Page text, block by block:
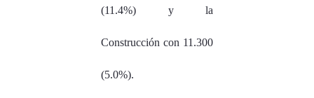
(11.4%) y la
Construcción con 11.300
(5.0%).